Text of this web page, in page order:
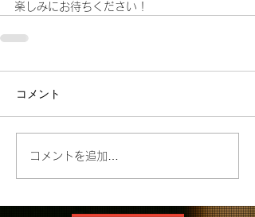
楽しみにお待ちください！
コメント
コメントを追加…